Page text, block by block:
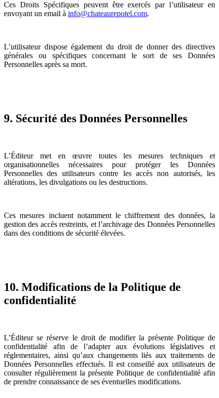
Ces Droits Spécifiques peuvent être exercés par l’utilisateur en
envoyant un email à info@chateaurepotel.com.
L’utilisateur dispose également du droit de donner des directives
générales ou spécifiques concernant le sort de ses Données
Personnelles après sa mort.
9. Sécurité des Données Personnelles
L’Éditeur met en œuvre toutes les mesures techniques et
organisationnelles nécessaires pour protéger les Données
Personnelles des utilisateurs contre les accès non autorisés, les
altérations, les divulgations ou les destructions.
Ces mesures incluent notamment le chiffrement des données, la
gestion des accès restreints, et l’archivage des Données Personnelles
dans des conditions de sécurité élevées.
10. Modifications de la Politique de
confidentialité
L’Éditeur se réserve le droit de modifier la présente Politique de
confidentialité afin de l’adapter aux évolutions législatives et
réglementaires, ainsi qu’aux changements liés aux traitements de
Données Personnelles effectués. Il est conseillé aux utilisateurs de
consulter régulièrement la présente Politique de confidentialité afin
de prendre connaissance de ses éventuelles modifications.